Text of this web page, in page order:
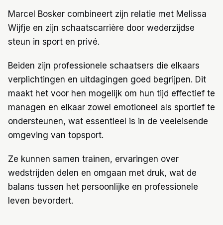
Marcel Bosker combineert zijn relatie met Melissa
Wijfje en zijn schaatscarrière door wederzijdse
steun in sport en privé.
Beiden zijn professionele schaatsers die elkaars
verplichtingen en uitdagingen goed begrijpen. Dit
maakt het voor hen mogelijk om hun tijd effectief te
managen en elkaar zowel emotioneel als sportief te
ondersteunen, wat essentieel is in de veeleisende
omgeving van topsport.
Ze kunnen samen trainen, ervaringen over
wedstrijden delen en omgaan met druk, wat de
balans tussen het persoonlijke en professionele
leven bevordert.